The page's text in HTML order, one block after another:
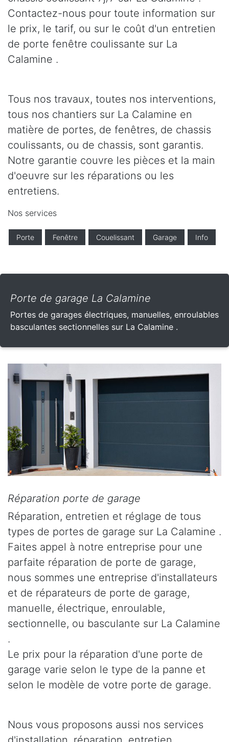
Contactez-nous pour toute information sur
le prix, le tarif, ou sur le coût d'un entretien
de porte fenêtre coulissante sur La
Calamine .
Tous nos travaux, toutes nos interventions,
tous nos chantiers sur La Calamine en
matière de portes, de fenêtres, de chassis
coulissants, ou de chassis, sont garantis.
Notre garantie couvre les pièces et la main
d'oeuvre sur les réparations ou les
entretiens.
Nos services
Porte Fenêtre Couelissant Garage Info
Porte de garage La Calamine
Portes de garages électriques, manuelles, enroulables
basculantes sectionnelles sur La Calamine .
Réparation porte de garage
Réparation, entretien et réglage de tous
types de portes de garage sur La Calamine .
Faites appel à notre entreprise pour une
parfaite réparation de porte de garage,
nous sommes une entreprise d'installateurs
et de réparateurs de porte de garage,
manuelle, électrique, enroulable,
sectionnelle, ou basculante sur La Calamine
.
Le prix pour la réparation d'une porte de
garage varie selon le type de la panne et
selon le modèle de votre porte de garage.
Nous vous proposons aussi nos services